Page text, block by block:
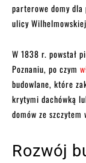
parterowe domy dla
ulicy
W 1838 r. powstał
Poznaniu, po czym
budowlane, które
krytymi dachówką
domów ze
Rozwój